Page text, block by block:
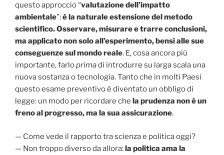
questo approccio “valutazione dell’impatto
ambientale”:è la naturale estensione del metodo
scientifico. Osservare, misurare e trarre conclusioni,
ma applicato non solo all’esperimento, bensì alle sue
conseguenze sul mondo reale. E, cosa ancora più
importante, farloprimadi introdurre su larga scala una
nuova sostanza o tecnologia. Tanto che in molti Paesi
questo esame preventivo è diventato un obbligo di
legge: un modo per ricordare che la prudenza non è un
freno al progresso, ma la sua assicurazione.
— Come vede il rapporto tra scienza e politica oggi?
— Non troppo diverso da allora:la politica ama la